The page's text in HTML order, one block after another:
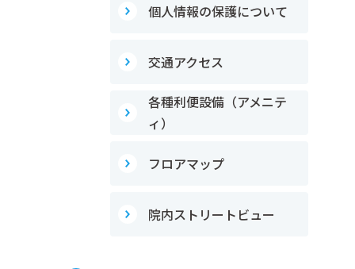
個人情報の保護について
交通アクセス
各種利便設備（アメニテ
ィ）
フロアマップ
院内ストリートビュー